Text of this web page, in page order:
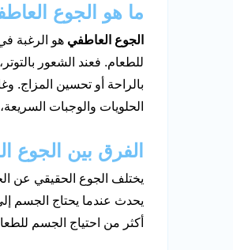
ما هو الجوع
الجوع العاطفي هو الرغبة
للطعام. فعند الشعور
بالراحة أو تحسين المزاج.
الحلويات والوجبات
الفرق بين الجوع
يختلف الجوع الحقيقي عن
يحدث عندما يحتاج الجسم
أكثر من احتياج الجسم